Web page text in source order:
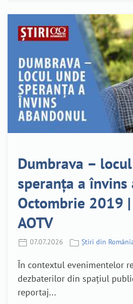
Dumbrava –
speranța a învins
Octombrie 2019
AOTV
07.07.2026 Știri din
În contextul evenimentelor
dezbaterilor din spațiul
reportaj...